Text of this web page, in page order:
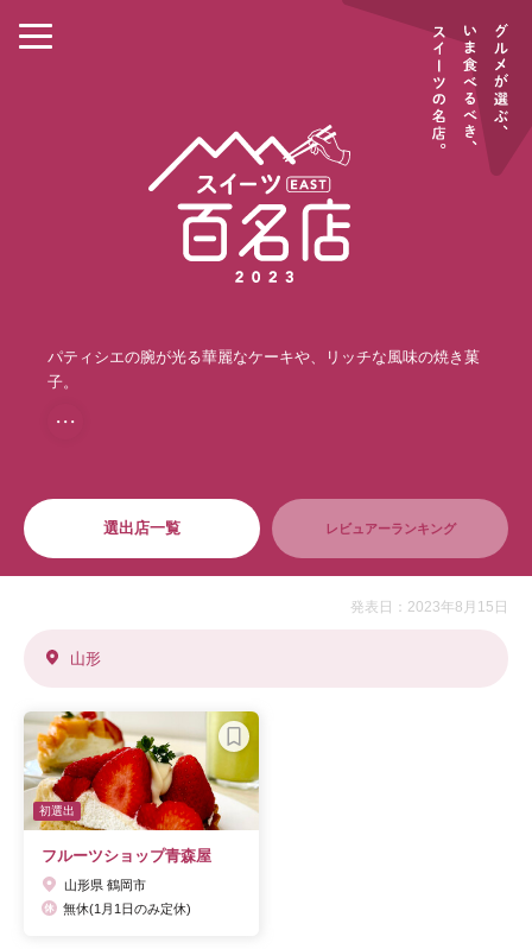
パティシエの腕が光る華麗なケーキや、リッチな風味の焼き菓
子。
・・・
選出店一覧 レビュアーランキング
発表日：2023年8月15日
山形
初選出
フルーツショップ青森屋
山形県 鶴岡市
無休(1月1日のみ定休)